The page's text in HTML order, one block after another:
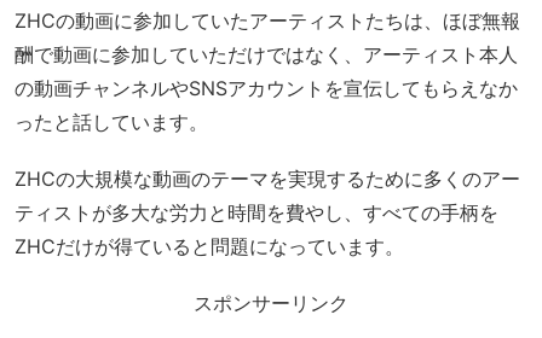
ZHCの動画に参加していたアーティストたちは、ほぼ無報
酬で動画に参加していただけではなく、アーティスト本人
の動画チャンネルやSNSアカウントを宣伝してもらえなか
ったと話しています。
ZHCの大規模な動画のテーマを実現するために多くのアー
ティストが多大な労力と時間を費やし、すべての手柄を
ZHCだけが得ていると問題になっています。
スポンサーリンク